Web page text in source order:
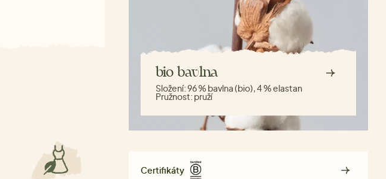
bio bavlna
Složení:96 % bavlna (bio), 4 % elastan
Pružnost: pruží
Certifikáty